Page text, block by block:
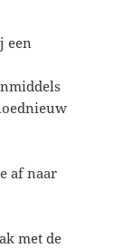
een
af naar
met de